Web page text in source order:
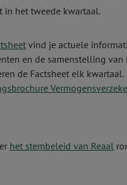
in het tweede kwartaal.
vind je actuele
en de samenstelling van
de Factsheet elk kwartaal.
het stembeleid van Reaal